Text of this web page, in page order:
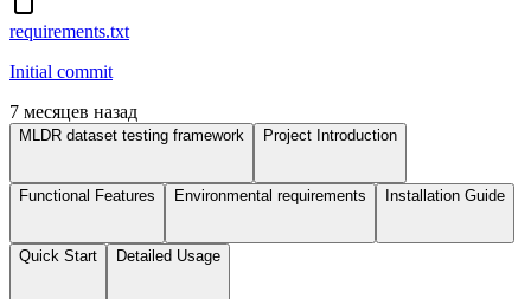
requirements.txt
Initial commit
7 месяцев назад
MLDR dataset testing framework Project Introduction
Functional Features Environmental requirements Installation Guide
Quick Start Detailed Usage